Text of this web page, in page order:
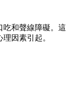
吃和聲線障礙。這
因素引起。